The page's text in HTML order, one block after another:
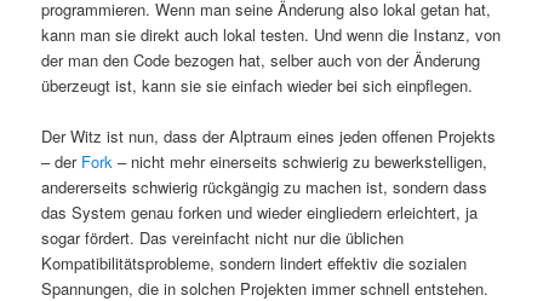
programmieren. Wenn man seine Änderung also lokal getan hat,
kann man sie direkt auch lokal testen. Und wenn die Instanz, von
der man den Code bezogen hat, selber auch von der Änderung
überzeugt ist, kann sie sie einfach wieder bei sich einpflegen.
Der Witz ist nun, dass der Alptraum eines jeden offenen Projekts
– der Fork – nicht mehr einerseits schwierig zu bewerkstelligen,
andererseits schwierig rückgängig zu machen ist, sondern dass
das System genau forken und wieder eingliedern erleichtert, ja
sogar fördert. Das vereinfacht nicht nur die üblichen
Kompatibilitätsprobleme, sondern lindert effektiv die sozialen
Spannungen, die in solchen Projekten immer schnell entstehen.